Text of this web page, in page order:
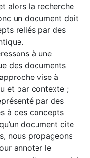
alors la recherche
un document doit
reliés par des
à une
des documents
vise à
et par contexte ;
par des
à des concepts
document cite
nous propageons
annoter le